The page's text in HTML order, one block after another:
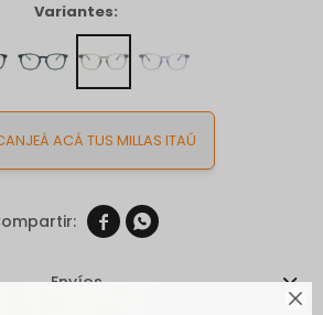

Variantes:
ACÁ TUS MILLAS ITAÚ
 
Envíos